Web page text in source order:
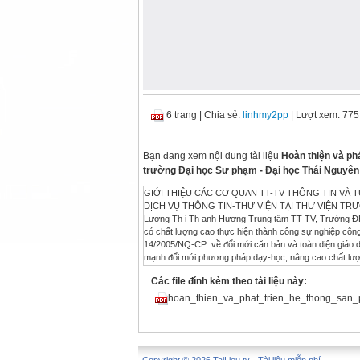
6 trang Chia sẻ: linhmy2pp | Lượt xem: 775
Bạn đang xem nội dung tài liệu Hoàn thiện và
trường Đại học Sư phạm - Đại học Thái Nguyên
GIỚI THIỆU CÁC CƠ QUAN TT-TV THÔNG TIN VÀ TƯ LIỆU - 2/2017 | 45 HOÀN THIỆN VÀ PHÁT TRIỂN HỆ THỐNG SẢN PHẨM VÀ DỊCH VỤ THÔNG TIN-THƯ VIỆN TẠI THƯ VIỆN TRƯỜNG ĐẠI HỌC SƯ PHẠM- ĐẠI HỌC THÁI NGUYÊN Phạm Th ị Minh Nguyệt, Lương Th ị Th anh Hương Trung tâm TT-TV, Trường ĐH Sư Phạm Th ái Nguyên Mở đầu Nhằm đáp ứng nhiệm vụ đào tạo nguồn nhân lực có chất lượng cao thực hiện thành công sự nghiệp công nghiệp hóa, hiện đại hóa đất nước, Chính phủ đã ban hành Nghị quyết số 14/2005/NQ-CP về đổi mới căn bản và toàn diện giáo dục đại học Việt Nam giai đoạn 2006 - 2020. Để đạt được mục tiêu trên, cần đẩy mạnh đổi mới phương pháp dạy-học, nâng cao chất lượng đào tạo, Nghị quyết nêu rõ: “... Đổi mới phương pháp đào tạo theo 3 tiêu chí: trang bị cách học; phát huy tính chủ động của người học; sử dụng công nghệ thông tin và truyền thông trong hoạt động dạy và học. Khai thác các nguồn tư liệu giáo dục mở và nguồn tư liệu trên mạng Internet. Lựa chọn, sử dụng các chương trình, giáo trình tiên tiến của các nước” [1]. ‘’Th ực tiễn đổi mới phương thức đào tạo đã làm cho nhu cầu thông tin nói chung, trong đó có nhu cầu về nguồn học liệu, về nguồn thông tin khoa học ở người dạy và người học ngày càng cao hơn, đầy đủ, đa dạng hơn. Việc đáp ứng được đòi hỏi này yêu cầu thư viện/cơ quan thông tin phải quan tâm nhiều hơn nữa tới hệ thống sản phẩm và dịch vụ TT-TV, thước đo phản ánh hiệu quả hoạt động của thư viện/cơ quan thông tin. Vì thế việc nghiên cứu đổi mới hoạt động TT-TV đáp ứng với những thách thức, yêu cầu mà khoa học và công nghệ, giáo dục và đào tạo đặt ra tại các trường đại học lúc này hết sức cần thiết, mang ý nghĩa lý luận và thực tiễn sâu sắc. Một trong những nhiệm vụ trọng tâm đặt ra cho các thư viện đại học hiện nay đó là vấn đề phát triển, nâng cao chất lượng và phát triển hệ thống sản phẩm và dịch vụ TT-TV nhằm thỏa mãn nhu cầu thông tin ngày càng cao và đa dạng của người dùng tin, đáp ứng yêu cầu đổi mới giáo dục” [2]. 1. Vai trò của hệ thống sản phẩm và dịch vụ thông tin-thư viện Sản phẩm TT-TV là kết quả quá trình xử lý thông tin như phân loại, biên mục, định từ khóa, tóm tắt, chú giải..., nó phản ánh nguồn tin xác định- phản ánh vốn tài liệu của thư viện/cơ quan thông tin, không những thế nó là công cụ để tìm tin trong nguồn tin đó. Dịch vụ TT-TV được tạo ra nhằm đáp ứng nhu cầu thông tin và trao đổi thông tin của người sử dụng các thư viện/cơ quan thông tin nói chung. Dịch vụ TT-TV được tạo ra nhằm kích thích nhu cầu tin, sử dụng sản phẩm thông tin thư viện của người dùng tin, đồng thời nâng cao hiệu quả sử dụng thông tin. Tất cả thư viện/cơ quan thông tin tạo ra các dịch vụ đều nhằm một mục đích cao nhất là hướng tới người dùng tin thông tin trong cơ quan mình. Sản phẩm và dịch vụ TT-TV (SP&DVTT-TV) là kết quả hoạt động chủ yếu của thư viện, đóng vai trò là cầu nối 46 | THÔNG TIN VÀ TƯ LIỆU - 2/2017 GIỚI THIỆU CÁC CƠ QUAN TT-TV giữa người dùng tin với các “bộ sưu tập” của thư viện, hay rộng hơn là các nguồn/ hệ thống thông tin, nhằm đáp ứng các loại nhu cầu thông tin. Đối với người khai thác và sử dụng thư viện, sản phẩm dịch vụ thông tin đa dạng giúp họ có thể khai thác thuận lợi một thông tin nào đó mà không mất nhiều thời gian, công sức. SP&DVTT-TV là công cụ, phương tiện, phương thức khai thác đáp ứng nhu cầu thông tin của người dùng tin. Để thực hiện tốt chức năng cung cấp thông tin cho người dùng tin, thư viện/cơ quan thông tin phải quản lý tốt nguồn tin của mình. Vì vậy, SP&DVTT-TV còn giúp các thư viện/cơ quan thông tin quản lý, kiểm soát tốt và cung cấp chúng một cách hiệu quả tới người dùng tin. Như vậy, SP&DVTT- TV đóng vai trò là công cụ để cán bộ thư viện phổ biến, cung cấp thông tin đến người dùng tin. SP&DVTT-TV góp phần hỗ trợ các thư viện/cơ quan thông tin đặc biệt các thư viện trường đại học, thư viện khoa học bổ sung
Các file đính kèm theo tài liệu này: